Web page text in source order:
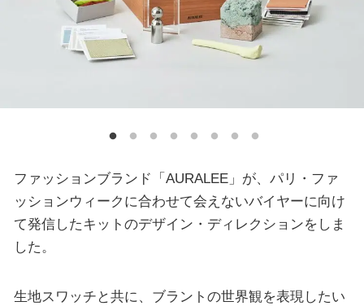
ファッションブランド「AURALEE」が、パリ・ファ
ッションウィークに合わせて会えないバイヤーに向け
て発信したキットのデザイン・ディレクションをしま
した。
生地スワッチと共に、ブラントの世界観を表現したい